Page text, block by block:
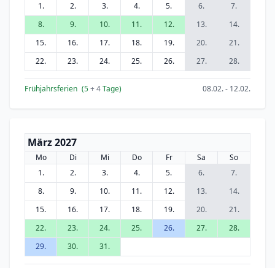
1.
2. 3. 4. 5. 6.
7.
8.
9. 10. 11. 12. 13.
14.
15.
16. 17. 18. 19. 20.
21.
22.
23. 24. 25. 26. 27. 28.
Frühjahrsferien (5+ 4Tage) 08.02. - 12.02.
März 2027
Mo Di Mi Do Fr Sa
So
1.
2. 3. 4. 5. 6.
7.
8.
9. 10. 11. 12. 13.
14.
15.
16. 17. 18. 19. 20.
21.
22.
23. 24. 25. 26. 27.
28.
29.
30. 31.